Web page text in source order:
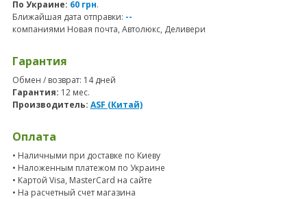
По Украине: 60 грн.
Ближайшая дата отправки: --
компаниями Новая почта, Автолюкс, Деливери
Гарантия
Обмен / возврат: 14 дней
Гарантия: 12 мес.
Производитель: ASF (Китай)
Оплата
• Наличными при доставке по Киеву
• Наложенным платежом по Украине
• Картой Visa, MasterCard на сайте
• На расчетный счет магазина